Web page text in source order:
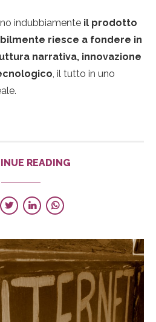
indubbiamente il prodotto
riesce a fondere in
narrativa, innovazione
, il tutto in uno
READING